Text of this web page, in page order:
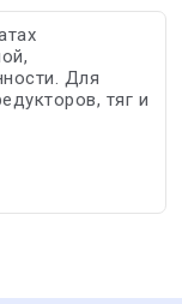
Для
тяг и